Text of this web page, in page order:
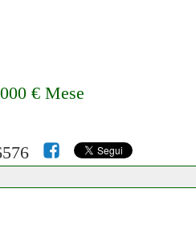
€ Mese